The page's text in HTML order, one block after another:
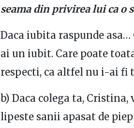
seama din privirea lui ca o
Daca iubita raspunde
ai un iubit. Care poate
respecti, ca altfel nu i-ai fi
b) Daca colega ta, Cristina,
lipeste sanii apasat de